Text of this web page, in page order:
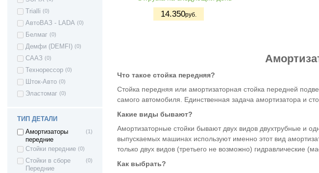
Trialli (0)
АвтоВАЗ - LADA (0)
Белмаг (0)
Демфи (DEMFI) (0)
СААЗ (0)
Технорессор (0)
Шток-Авто (0)
Эластомаг (0)
ТИП ДЕТАЛИ
Амортизаторы
передние
(1)
Стойки передние (0)
Стойки в сборе
Передние
(0)
Opel Vectra A
Volvo S40
Volvo S60
Volvo S80
Volvo XC70
Volvo V50
Volvo V70
Volvo C30
VENTO
Volkswagen Caddy (2)
Volkswagen Golf
Volkswagen FOX (1)
Volkswagen Jetta
14.350руб.
Что такое стойка передняя?
Стойка передняя или амортизаторная стойка передней
самого автомобиля. Единственная задача амортизатора и
Какие виды бывают?
Амортизаторные стойки бывают двух видов двухтрубные и
выпускаемых машинах используют именно этот вид
только двух видов (третьего не возможно) гидравлические
Как выбрать?